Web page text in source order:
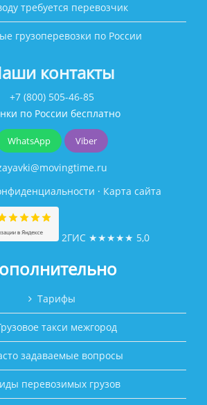
требуется перевозчик
грузоперевозки по России
контакты
+7 (800) 505-46-85
по России бесплатно
WhatsApp Viber
· Карта сайта
2ГИС ★★★★★ 5,0
Тарифы
такси межгород
задаваемые вопросы
перевозимых грузов